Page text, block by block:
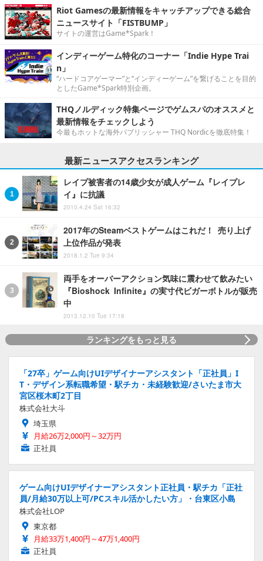
Riot Gamesの最新情報をキャッチアップできる総合
ニュースサイト「FISTBUMP」
サイトの運営はGame*Spark！
インディーゲーム特化のコーナー「Indie Hype Trai
n」
“ハードコアゲーマー”と“インディーゲーム”を繋げることを目的
としたGame*Spark特別企画。
THQノルディック特集ページでゲムスパのオススメと
最新情報をチェックしよう
今最もホットな海外パブリッシャー THQ Nordicを徹底特集！
最新ニュースアクセスランキング
レイプ被害者の14歳少女が成人ゲーム『レイプレ
イ』に抗議
2010.4.24 Sat 16:32
2017年のSteamベストゲームはこれだ！ 売り上げ
上位作品が発表
2018.1.2 Tue 9:34
両手をオーバーアクション気味に震わせて飲みたい
『Bioshock Infinite』の実寸代ビガーボトルが販売
中
2013.12.10 Tue 17:18
ランキングをもっと見る
「27卒」ゲーム向けUIデザイナーアシスタント「正社員」I
T・デザイン系転職希望・駅チカ・未経験歓迎/さいたま市大
宮区桜木町2丁目
株式会社大斗
埼玉県
月給26万2,000円～32万円
正社員
ゲーム向けUIデザイナーアシスタント正社員・駅チカ「正社
員/月給30万以上可/PCスキル活かしたい方」・台東区小島
株式会社LOP
東京都
月給33万1,400円～47万1,400円
正社員